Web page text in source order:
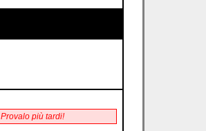
Provalo più tardi!